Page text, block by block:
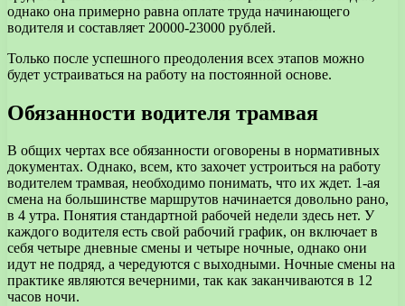
однако она примерно равна оплате труда начинающего
водителя и составляет 20000-23000 рублей.
Только после успешного преодоления всех этапов можно
будет устраиваться на работу на постоянной основе.
Обязанности водителя трамвая
В общих чертах все обязанности оговорены в нормативных
документах. Однако, всем, кто захочет устроиться на работу
водителем трамвая, необходимо понимать, что их ждет. 1-ая
смена на большинстве маршрутов начинается довольно рано,
в 4 утра. Понятия стандартной рабочей недели здесь нет. У
каждого водителя есть свой рабочий график, он включает в
себя четыре дневные смены и четыре ночные, однако они
идут не подряд, а чередуются с выходными. Ночные смены на
практике являются вечерними, так как заканчиваются в 12
часов ночи.